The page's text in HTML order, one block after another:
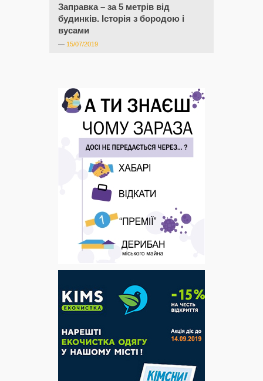
Заправка – за 5 метрів від
будинків. Історія з бородою і
вусами
— 15/07/2019